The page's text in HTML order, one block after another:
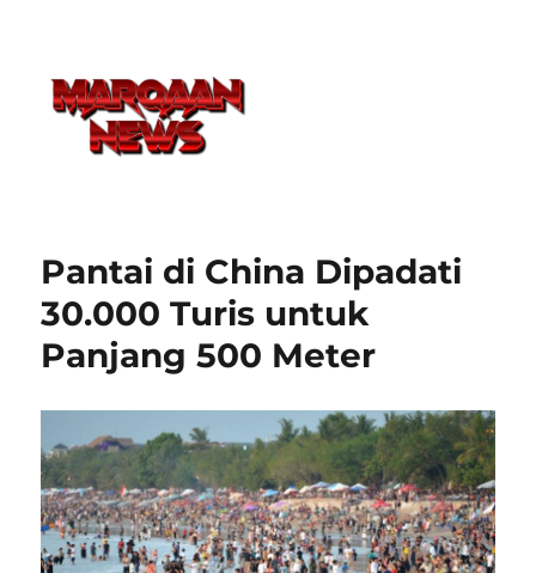
Pantai di China Dipadati
30.000 Turis untuk
Panjang 500 Meter